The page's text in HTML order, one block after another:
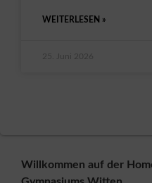
Willkommen auf der
WEITERLESEN »
25. Juni 2026